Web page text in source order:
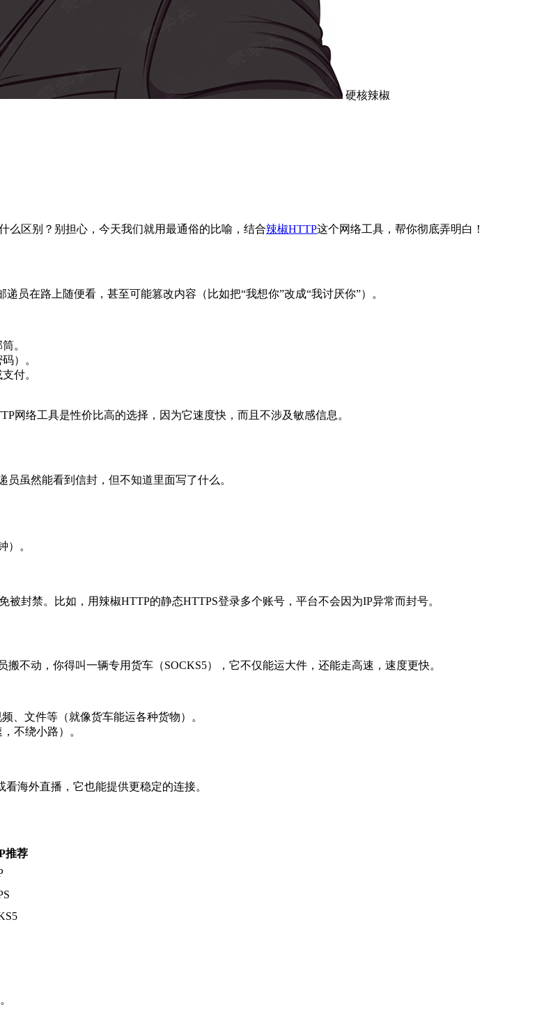
硬核辣椒
么区别？别担心，今天我们就用最通俗的比喻，结合辣椒HTTP这个网络工具，帮你彻底弄明白！
员在路上随便看，甚至可能篡改内容（比如把“我想你”改成“我讨厌你”）。
。
）。
付。
网络工具是性价比高的选择，因为它速度快，而且不涉及敏感信息。
虽然能看到信封，但不知道里面写了什么。
）。
封禁。比如，用辣椒HTTP的静态HTTPS登录多个账号，平台不会因为IP异常而封号。
不动，你得叫一辆专用货车（SOCKS5），它不仅能运大件，还能走高速，速度更快。
、文件等（就像货车能运各种货物）。
不绕小路）。
海外直播，它也能提供更稳定的连接。
推荐